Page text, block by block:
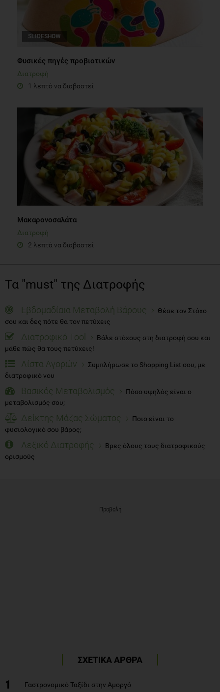
SLIDESHOW
Φυσικές πηγές προβιοτικών
Διατροφή
1 λεπτό να διαβαστεί
Μακαρονοσαλάτα
Διατροφή
2 λεπτά να διαβαστεί
Τα "must" της Διατροφής
Εβδομαδίαια Μεταβολή Βάρους
Θέσε τον Στόχο
σου και δες πότε θα τον πετύχεις
Διατροφικό Tool
Βάλε στόχους στη διατροφή σου και
μάθε πώς θα τους πετύχεις!
Λίστα Αγορών
Συμπλήρωσε το Shopping List σου, με
διατροφικό νου
Βασικός Μεταβολισμός
Πόσο υψηλός είναι ο
μεταβολισμός σου;
Δείκτης Μάζας Σώματος
Ποιο είναι το
φυσιολογικό σου βάρος;
Λεξικό Διατροφής
Βρες όλους τους διατροφικούς
ορισμούς
Προβολή
ΣΧΕΤΙΚΑ ΑΡΘΡΑ
1 Γαστρονομικό Ταξίδι στην Αμοργό